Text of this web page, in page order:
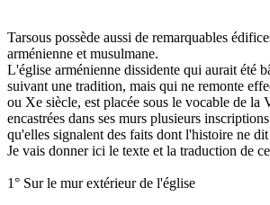
Tarsous possède aussi de remarquables
arménienne et musulmane.
L'église arménienne dissidente qui aurait été
suivant une tradition, mais qui ne remonte
ou Xe siècle, est placée sous le vocable de la
encastrées dans ses murs plusieurs
qu'elles signalent des faits dont l'histoire ne
Je vais donner ici le texte et la traduction de
1° Sur le mur extérieur de l'église